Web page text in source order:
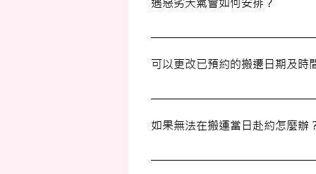
遇惡劣天氣會如何安排？
如搬屋當日遇上惡劣天氣，我們會提
放。
可以更改已預約的搬遷日期及時
如果需要更改或取消已預約的搬運服
如果無法在搬運當日赴約怎麼辦
若您無法在搬運當日赴約，請至少提